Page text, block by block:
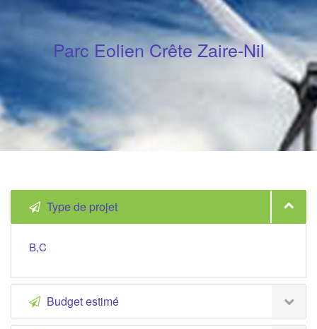
Parc Eolien Crête Zaire-Nil
Type de projet
B,C
Budget estimé